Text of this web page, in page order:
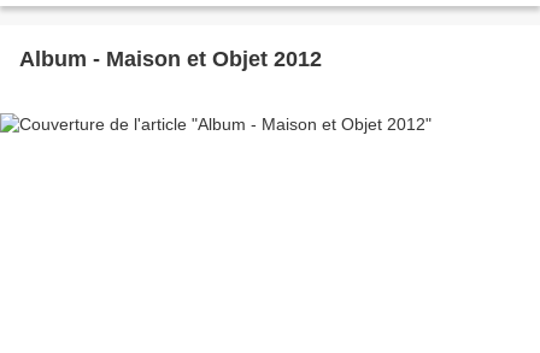
Album - Maison et Objet 2012